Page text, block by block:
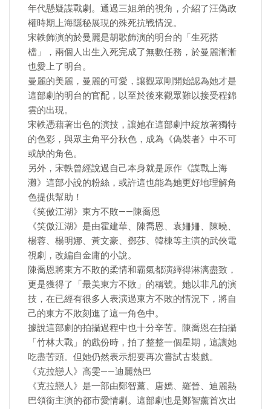
年代懸疑諜戰劇。通過三姐弟的視角，介紹了汪偽政
權時期上海隱秘展現的殊死抗戰情況。
宋軼飾演的於曼麗是胡歌飾演的明台的「生死搭
檔」，兩個人出生入死完成了無數任務，於曼麗漸漸
也愛上了明台。
曼麗的美麗，曼麗的可愛，讓觀眾剛開始認為她才是
這部劇的明台的官配，以至於後來觀眾難以接受程錦
雲的出現。
宋軼憑藉著出色的演技，讓她在這部劇中綻放著獨特
的色彩，與眾主角平分秋色，成為《偽裝者》中不可
或缺的角色。
另外，宋軼曾經說過自己本身就是原作《諜戰上海
灘》這部小說的粉絲，或許這也能為她更好地理解角
色提供幫助！
《笑傲江湖》東方不敗——陳喬恩
《笑傲江湖》是由霍建華、陳喬恩、袁姍姍、陳曉、
楊蓉、楊明娜、黃文豪、鄧莎、韓棟等主演的武俠電
視劇，改編自金庸的小說。
陳喬恩將東方不敗的柔情和霸氣都演繹得淋漓盡致，
更是獲得了「最美東方不敗」的稱號。她以非凡的演
技，在已經有很多人表演過東方不敗的情況下，將自
己的東方不敗刻進了這一角色中。
據說這部劇的拍攝過程中也十分辛苦。陳喬恩在拍攝
「竹林大戰」的戲份時，拍了整整一個星期，這讓她
吃盡苦頭。但她仍然表示想要再次嘗試古裝戲。
《克拉戀人》高雯——迪麗熱巴
《克拉戀人》是一部由鄭智薰、唐嫣、羅晉、迪麗熱
巴領銜主演的都市愛情劇。這部劇也是鄭智薰首次出